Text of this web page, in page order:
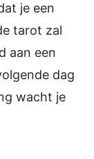
je een
tarot zal
aan een
dag
wacht je